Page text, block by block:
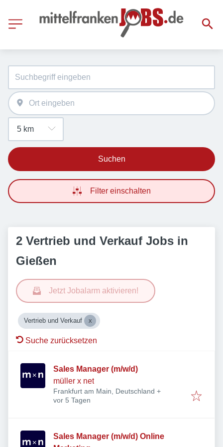
Suchen
Filter einschalten
2 Vertrieb und Verkauf Jobs in
Gießen
Jetzt Jobalarm aktivieren!
Vertrieb und Verkauf
Suche zurücksetzen
Sales Manager (m/w/d)
müller x net
Frankfurt am Main, Deutschland +
Veröffentlicht
vor 5 Tagen
Sales Manager (m/w/d) Online